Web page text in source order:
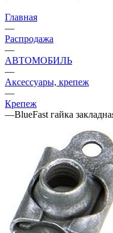
Главная
—
Распродажа
—
АВТОМОБИЛЬ
—
Аксессуары, крепеж
—
Крепеж
—BlueFast гайка